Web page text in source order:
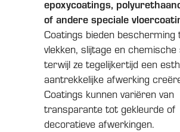
epoxycoatings,
of andere speciale
Coatings bieden bescherming
vlekken, slijtage en chemische
terwijl ze tegelijkertijd een
aantrekkelijke afwerking
Coatings kunnen variëren van
transparante tot gekleurde of
decoratieve afwerkingen.